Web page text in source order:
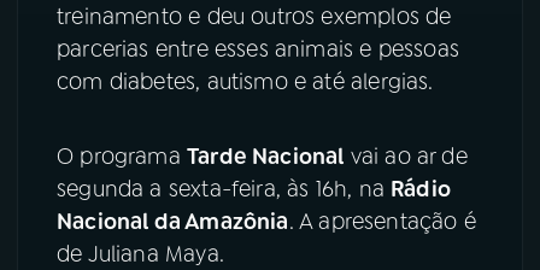
treinamento e deu outros exemplos de
parcerias entre esses animais e pessoas
com diabetes, autismo e até alergias.
O programa Tarde Nacional vai ao ar de
segunda a sexta-feira, às 16h, na Rádio
Nacional da Amazônia. A apresentação é
de Juliana Maya.